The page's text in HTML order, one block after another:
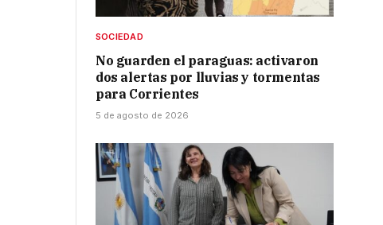
SOCIEDAD
No guarden el paraguas: activaron
dos alertas por lluvias y tormentas
para Corrientes
5 de agosto de 2026